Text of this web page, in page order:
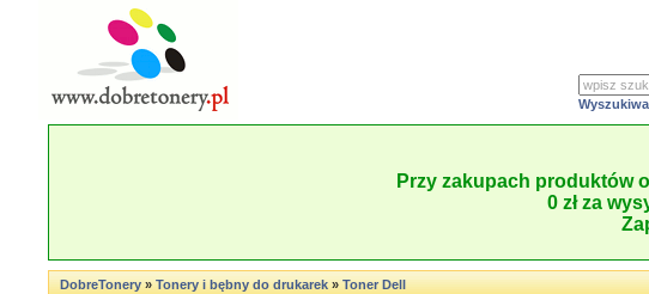
Przy zakupach produktów
0 zł za
DobreTonery»Tonery i bębny do drukarek»Toner Dell